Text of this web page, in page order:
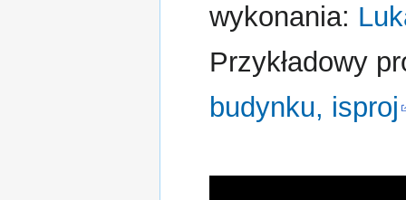
wykonania:
Przykładowy
budynku, isproj